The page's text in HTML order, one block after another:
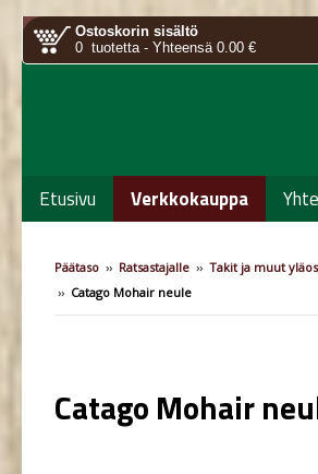
Ostoskorin sisältö
0 tuotetta - Yhteensä 0.00 €
Etusivu Verkkokauppa
Päätaso ›› Ratsastajalle ›› Takit ja muut
›› Catago Mohair neule
Catago Mohair